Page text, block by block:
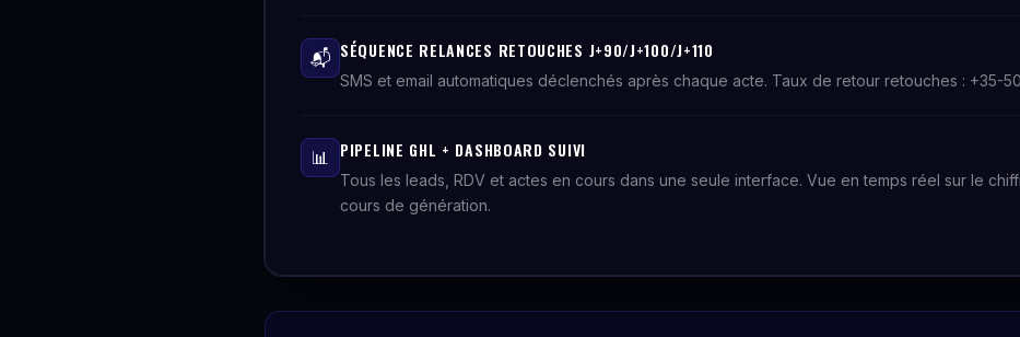
📬 SÉQUENCE RELANCES RETOUCHES J+90/J+100/J+110
SMS et email automatiques déclenchés après chaque acte. Taux de retour retouches : +35-
📊 PIPELINE GHL + DASHBOARD SUIVI
Tous les leads, RDV et actes en cours dans une seule interface. Vue en temps réel sur le
cours de génération.